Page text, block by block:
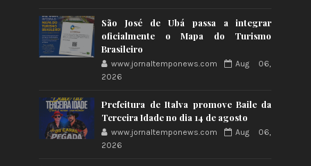
São José de Ubá passa a integrar
oficialmente o Mapa do Turismo
Brasileiro
www.jornaltemponews.com
Aug 06,
2026
Prefeitura de Italva promove Baile da
Terceira Idade no dia 14 de agosto
www.jornaltemponews.com
Aug 06,
2026